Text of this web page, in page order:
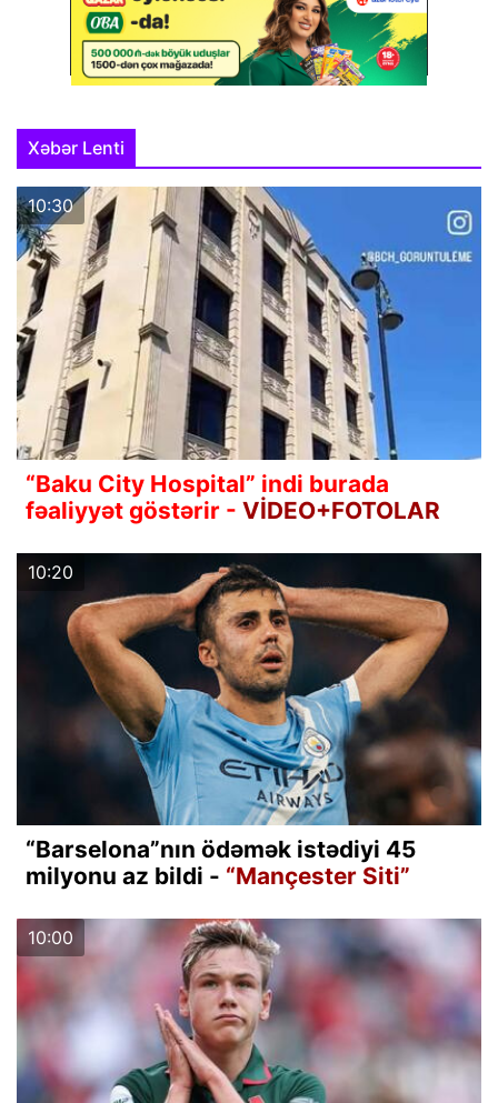
Xəbər Lenti
10:30
“Baku City Hospital” indi burada
fəaliyyət göstərir - VİDEO+FOTOLAR
10:20
“Barselona”nın ödəmək istədiyi 45
milyonu az bildi - “Mançester Siti”
10:00